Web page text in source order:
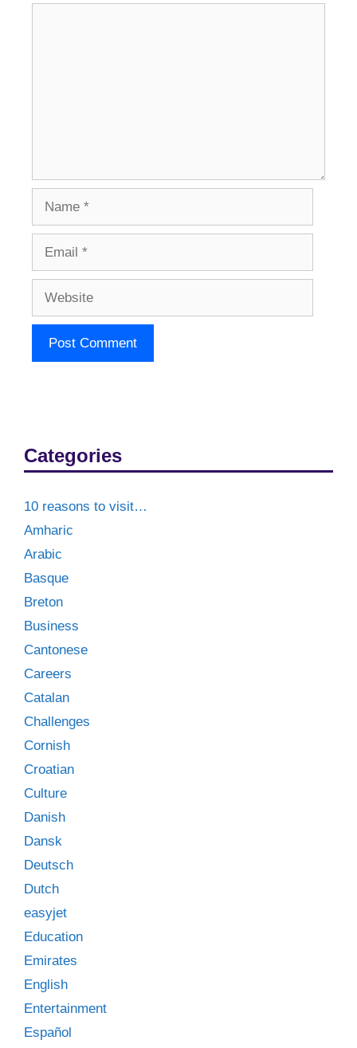
Categories
10 reasons to visit…
Amharic
Arabic
Basque
Breton
Business
Cantonese
Careers
Catalan
Challenges
Cornish
Croatian
Culture
Danish
Dansk
Deutsch
Dutch
easyjet
Education
Emirates
English
Entertainment
Español